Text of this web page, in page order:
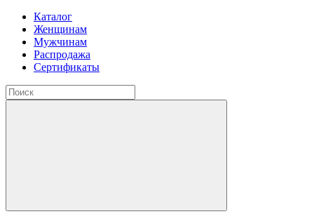
Каталог
Женщинам
Мужчинам
Распродажа
Сертификаты